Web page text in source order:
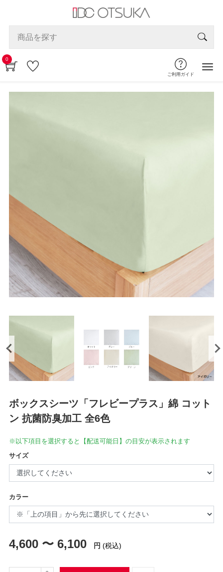
0
ご利用ガイド
ボックスシーツ「フレビープラス」綿 コット
ン 抗菌防臭加工 全6色
※以下項目を選択すると【配送可能日】の目安が表示されます
サイズ
カラー
4,600 〜 6,100 円 (税込)